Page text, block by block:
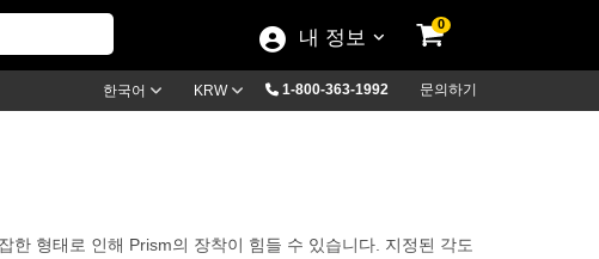
내 정보
0
한국어 KRW 1-800-363-1992 문의하기
형태로 인해 Prism의 장착이 힘들 수 있습니다. 지정된 각도